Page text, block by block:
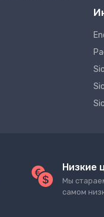
Низкие
Мы
самом